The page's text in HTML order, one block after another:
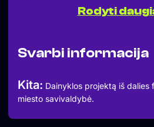
emotional tension – dark,
Important Information
explanation.
• Advance ticket refunds are only
Rodyti
Svarbi informacija
Kita: Dainyklos projektą iš dalies
miesto savivaldybė.